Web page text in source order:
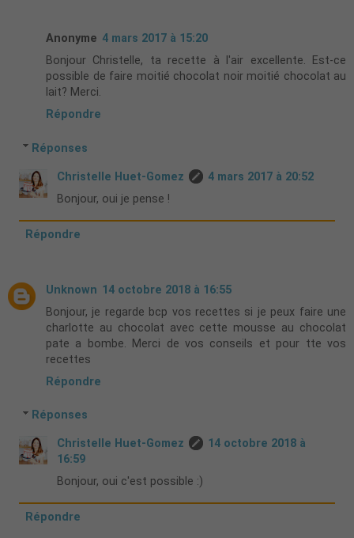
Anonyme 4 mars 2017 à 15:20
Bonjour Christelle, ta recette à l'air excellente. Est-ce
possible de faire moitié chocolat noir moitié chocolat au
lait? Merci.
Répondre
Réponses
Christelle Huet-Gomez
4 mars 2017 à 20:52
Bonjour, oui je pense !
Répondre
Unknown 14 octobre 2018 à 16:55
Bonjour, je regarde bcp vos recettes si je peux faire une
charlotte au chocolat avec cette mousse au chocolat
pate a bombe. Merci de vos conseils et pour tte vos
recettes
Répondre
Réponses
Christelle Huet-Gomez
14 octobre 2018 à
16:59
Bonjour, oui c'est possible :)
Répondre